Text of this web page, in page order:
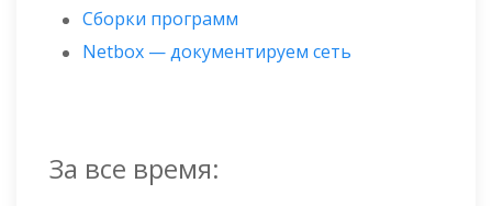
Сборки программ
Netbox — документируем сеть
За все время: